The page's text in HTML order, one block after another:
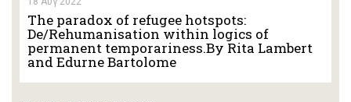
The paradox of refugee hotspots:
De/Rehumanisation within logics of
permanent temporariness.By Rita Lambert
and Edurne Bartolome